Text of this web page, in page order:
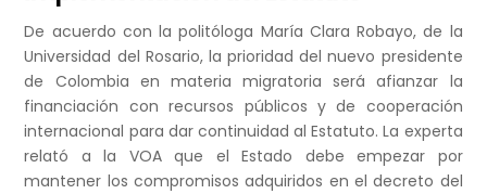
De acuerdo con la politóloga María Clara Robayo, de la
Universidad del Rosario, la prioridad del nuevo presidente
de Colombia en materia migratoria será afianzar la
financiación con recursos públicos y de cooperación
internacional para dar continuidad al Estatuto. La experta
relató a la VOA que el Estado debe empezar por
mantener los compromisos adquiridos en el decreto del